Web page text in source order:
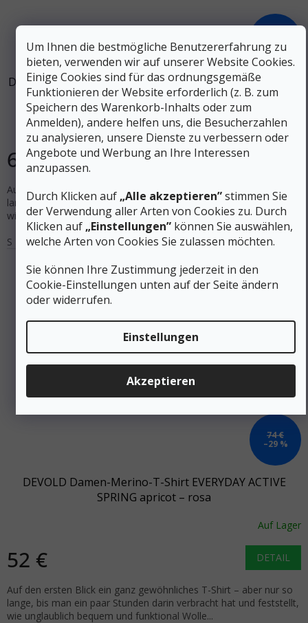
Um Ihnen die bestmögliche Benutzererfahrung zu
bieten, verwenden wir auf unserer Website Cookies.
Einige Cookies sind für das ordnungsgemäße
Funktionieren der Website erforderlich (z. B. zum
Speichern des Warenkorb-Inhalts oder zum
Anmelden), andere helfen uns, die Besucherzahlen
zu analysieren, unsere Dienste zu verbessern oder
Angebote und Werbung an Ihre Interessen
anzupassen.
Durch Klicken auf „Alle akzeptieren”stimmen Sie
der Verwendung aller Arten von Cookies zu. Durch
Klicken auf „Einstellungen” können Sie auswählen,
welche Arten von Cookies Sie zulassen möchten.
Sie können Ihre Zustimmung jederzeit in den
Cookie-Einstellungen unten auf der Seite ändern
oder widerrufen.
Einstellungen
Akzeptieren
–29 %
DEVOLD Damen-Merino-T-Shirt CLASSIC FLOWERS ink –
schwarz
Auf Lager
64 €
Auf den ersten Blick ein ganz gewöhnliches T-Shirt – aber nur so
lange, bis man ein paar Stunden darin verbracht hat und feststellt,
wieunglaublich bequem und funktional Wolle...
S
L
74 €
–29 %
DEVOLD Damen-Merino-T-Shirt EVERYDAY ACTIVE
SPRING apricot – rosa
Auf Lager
52 € DETAIL
Auf den ersten Blick ein ganz gewöhnliches T-Shirt – aber nur so
lange, bis man ein paar Stunden darin verbracht hat und feststellt,
wie unglaublich bequem und funktional Wolle...